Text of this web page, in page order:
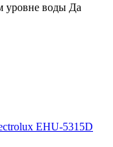
уровне воды Да
EHU-5315D